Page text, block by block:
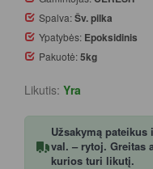
Spalva:Šv. pilka
Ypatybės: Epoksidinis
Pakuotė:5kg
Likutis: Yra
Užsakymą
val. – rytoj. Greitas
kurios turi likutį.